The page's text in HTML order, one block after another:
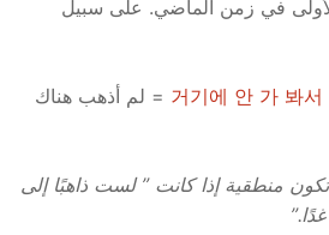
الأولى في زمن الماضي. على سبيل
거기에 안 가 봐 = لم أذهب هناك
منطقية إذا كانت ” لست ذاهبًا إلى